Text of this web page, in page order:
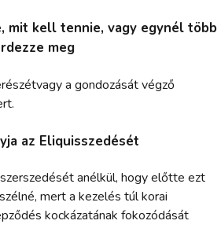
mit kell tennie, vagy egynél több
meg
a gondozását végző
az Eliquisszedését
anélkül, hogy előtte ezt
mert a kezelés túl korai
kockázatának fokozódását